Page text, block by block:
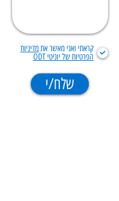
קראתי ואני מאשר אתמדיניות
הפרטיות של יוניטי ODT
שלח/י